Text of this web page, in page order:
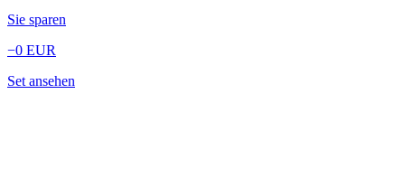
Sie sparen
−0 EUR
Set ansehen